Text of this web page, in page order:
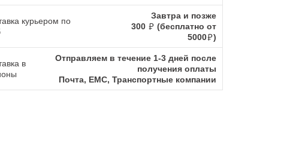
курьером по
Завтра и позже
300
(бесплатно от
5000
)
в
Отправляем в течение 1-3 дней после
получения оплаты
Почта, ЕМС, Транспортные компании